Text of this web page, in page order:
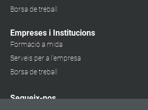
Borsa de treball
Empreses i Institucions
Formació a mida
Serveis per a l'empresa
Borsa de treball
Segueix-nos